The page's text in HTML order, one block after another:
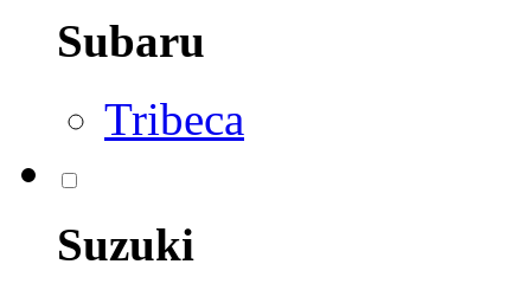
Subaru
Tribeca
Suzuki